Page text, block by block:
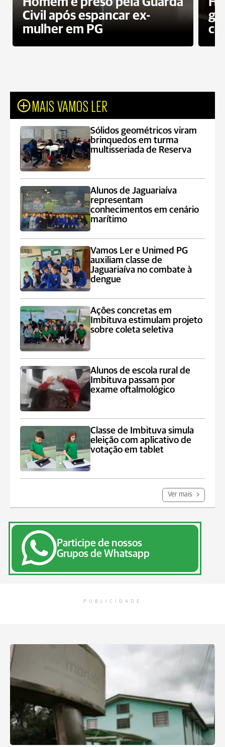
Civil após espancar ex-
mulher em PG
MAIS VAMOS LER
Sólidos geométricos viram
brinquedos em turma
multisseriada de Reserva
Alunos de Jaguariaíva
representam
conhecimentos em cenário
marítimo
Vamos Ler e Unimed PG
auxiliam classe de
Jaguariaíva no combate à
dengue
Ações concretas em
Imbituva estimulam projeto
sobre coleta seletiva
Alunos de escola rural de
Imbituva passam por
exame oftalmológico
Classe de Imbituva simula
eleição com aplicativo de
votação em tablet
Ver mais
Participe de nossos
Grupos de Whatsapp
PUBLICIDADE